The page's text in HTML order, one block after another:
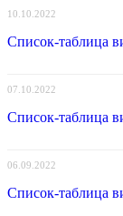
10.10.2022
Список-таблица
07.10.2022
Список-таблица
06.09.2022
Список-таблица